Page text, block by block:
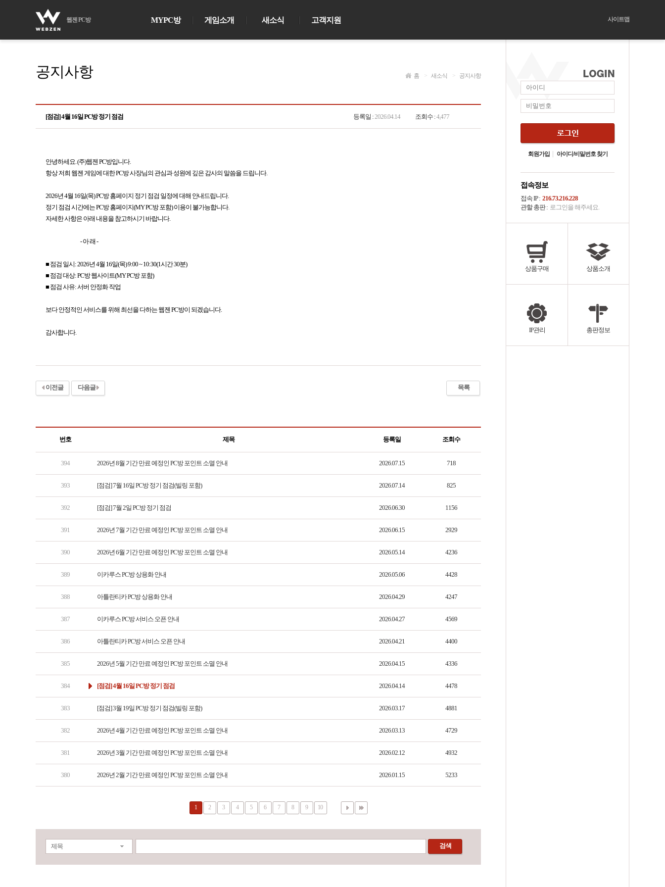
웹젠 PC방 MYPC방 게임소개 새소식 고객지원 사이트맵
공지사항 홈 > 새소식 > 공지사항
[점검] 4월 16일 PC방 정기 점검 등록일 :2026.04.14 조회수 :4,477
안녕하세요. (주)웹젠 PC방입니다.
항상 저희 웹젠 게임에 대한 PC방 사장님의 관심과 성원에 깊은 감사의 말씀을 드립니다.
2026년 4월 16일(목) PC방 홈페이지 정기 점검 일정에 대해 안내드립니다.
정기 점검 시간에는 PC방 홈페이지(MY PC방 포함) 이용이 불가능합니다.
자세한 사항은 아래 내용을 참고하시기 바랍니다.
- 아 래 -
■ 점검 일시: 2026년 4월 16일(목) 9:00 ~ 10:30(1시간 30분)
■ 점검 대상: PC방 웹사이트(MY PC방 포함)
■ 점검 사유: 서버 안정화 작업
보다 안정적인 서비스를 위해 최선을 다하는 웹젠 PC방이 되겠습니다.
감사합니다.
이전글 다음글 목록
번호 제목 등록일 조회수
394 2026년 8월 기간 만료 예정인 PC방 포인트 소멸 안내 2026.07.15 718
393 [점검] 7월 16일 PC방 정기 점검(빌링 포함) 2026.07.14 825
392 [점검] 7월 2일 PC방 정기 점검 2026.06.30 1156
391 2026년 7월 기간 만료 예정인 PC방 포인트 소멸 안내 2026.06.15 2929
390 2026년 6월 기간 만료 예정인 PC방 포인트 소멸 안내 2026.05.14 4236
389 이카루스 PC방 상용화 안내 2026.05.06 4428
388 아틀란티카 PC방 상용화 안내 2026.04.29 4247
387 이카루스 PC방 서비스 오픈 안내 2026.04.27 4569
386 아틀란티카 PC방 서비스 오픈 안내 2026.04.21 4400
385 2026년 5월 기간 만료 예정인 PC방 포인트 소멸 안내 2026.04.15 4336
384 [점검] 4월 16일 PC방 정기 점검 2026.04.14 4478
383 [점검] 3월 19일 PC방 정기 점검(빌링 포함) 2026.03.17 4881
382 2026년 4월 기간 만료 예정인 PC방 포인트 소멸 안내 2026.03.13 4729
381 2026년 3월 기간 만료 예정인 PC방 포인트 소멸 안내 2026.02.12 4932
380 2026년 2월 기간 만료 예정인 PC방 포인트 소멸 안내 2026.01.15 5233
1 2 3 4 5 6 7 8 9 10
제목 검색
회원가입 아이디/비밀번호 찾기
접속정보
접속 IP : 216.73.216.228
관할 총판 : 로그인을 해주세요.
상품구매 상품소개
IP관리 총판정보